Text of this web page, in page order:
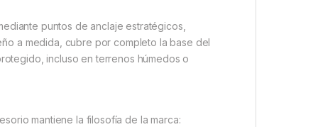
puntos de anclaje estratégicos,
a medida, cubre por completo la base del
incluso en terrenos húmedos o
mantiene la filosofía de la marca: